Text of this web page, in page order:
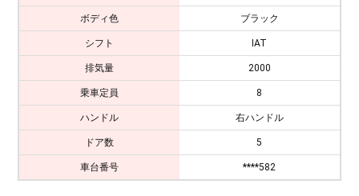
ボディ色 ブラック
シフト IAT
排気量 2000
乗車定員 8
ハンドル 右ハンドル
ドア数 5
車台番号 ****582